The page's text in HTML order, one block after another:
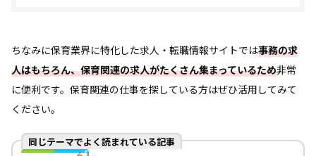
ちなみに保育業界に特化した求人・転職情報サイトでは事務の求
人はもちろん、保育関連の求人がたくさん集まっているため非常
に便利です。保育関連の仕事を探している方はぜひ活用してみて
ください。
同じテーマでよく読まれている記事